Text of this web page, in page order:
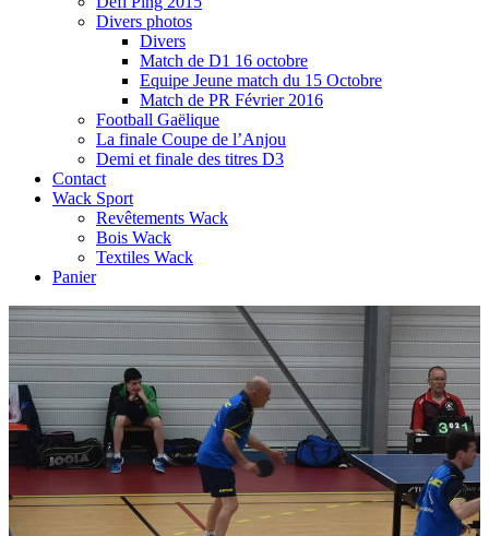
Divers photos
Divers
Match de D1 16 octobre
Equipe Jeune match du 15 Octobre
Match de PR Février 2016
Football Gaëlique
La finale Coupe de l’Anjou
Demi et finale des titres D3
Contact
Wack Sport
Revêtements Wack
Bois Wack
Textiles Wack
Panier